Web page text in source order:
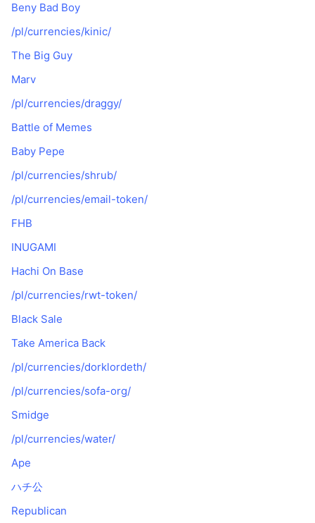
Beny Bad Boy
/pl/currencies/kinic/
The Big Guy
Marv
/pl/currencies/draggy/
Battle of Memes
Baby Pepe
/pl/currencies/shrub/
/pl/currencies/email-token/
FHB
INUGAMI
Hachi On Base
/pl/currencies/rwt-token/
Black Sale
Take America Back
/pl/currencies/dorklordeth/
/pl/currencies/sofa-org/
Smidge
/pl/currencies/water/
Ape
ハチ公
Republican